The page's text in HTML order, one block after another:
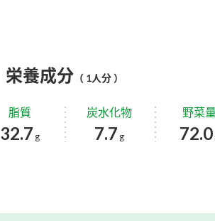
栄養成分 （ 1人分 ）
脂質
32.7 g
炭水化物
7.7 g
野菜
72.0